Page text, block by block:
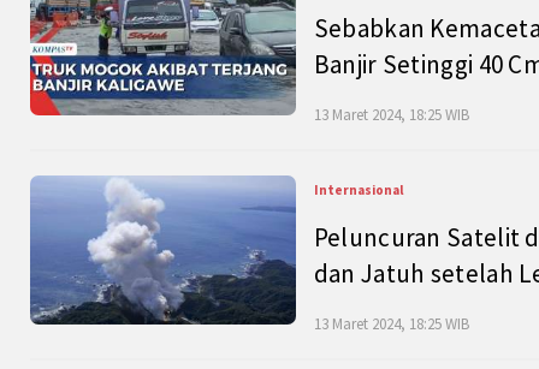
Sebabkan
Banjir Setinggi 40
13 Maret 2024, 18:25 WIB
Internasional
Peluncuran Satelit
dan Jatuh setelah
13 Maret 2024, 18:25 WIB